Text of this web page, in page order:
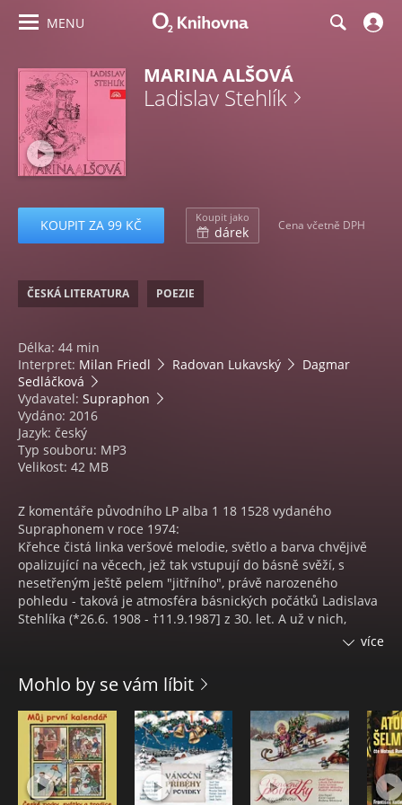
MENU
MARINA ALŠOVÁ
Ladislav Stehlík
KOUPIT ZA 99 KČ Koupit jako
dárek Cena včetně DPH
ČESKÁ LITERATURA POEZIE
Délka: 44 min
Interpret: Milan Friedl Radovan Lukavský
Dagmar
Sedláčková
Vydavatel: Supraphon
Vydáno: 2016
Jazyk: český
Typ souboru: MP3
Velikost: 42 MB
Z komentáře původního LP alba 1 18 1528 vydaného
Supraphonem v roce 1974:
Křehce čistá linka veršové melodie, světlo a barva chvějivě
opalizující na věcech, jež tak vstupují do básně svěží, s
nesetřeným ještě pelem "jitřního", právě narozeného
pohledu - taková je atmosféra básnických počátků Ladislava
Stehlíka (*26.6. 1908 - †11.9.1987] z 30. let. A už v nich,
především pak v Kvetoucí trnce z roku 1936, se objevuje
...Marina Alšová, která vyšla roku 1952, je Stehlíkovou
epickou skladbou nejrozměrnější. Byla vydána v roce stého
výročí narozenin Mikoláše Alše.
Básník...v ní vzdal hold géniovi českého výtvarného umění. A
věru nešlo o formální akt pouhé příležitostné piety. Vždyť
Mikoláš Aleš je přímo erbovním malířem jižních Čech....A
takto básník sám apostrofuje Alšovo dílo:" Alšovi nebyla
více
Mohlo by se vám líbit